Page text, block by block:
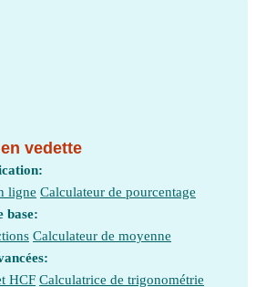
vedette
ligne Calculateur de pourcentage
base:
Calculateur de moyenne
HCF Calculatrice de trigonométrie